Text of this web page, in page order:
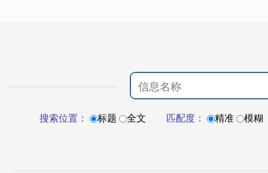
搜索位置： 标题 全文 匹配度： 精准 模糊